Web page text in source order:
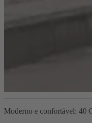
Moderno e confortável: 40